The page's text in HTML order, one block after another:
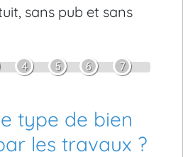
sans pub et sans
4 5 6 7
type de bien
les travaux ?